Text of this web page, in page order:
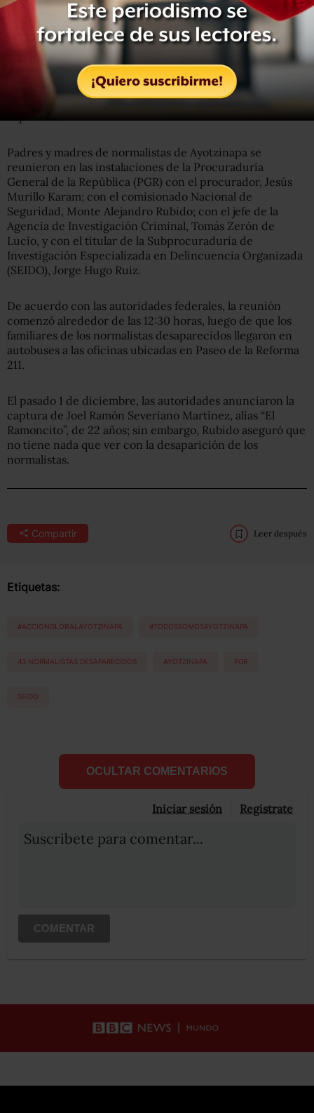
“
Nosotros creemos que la PGR no ha abierto otras
líneas de investigación . Se ha quedado solamente con la
línea de investigación del basurero de Cocula, no se
abren otras líneas más; hay otras líneas que permitirían
hacer una investigación distinta, pero la PGR ha quedado
sólo en esta línea, por eso le pedidos que explore otra”,
explicó Cruz.
Padres y madres de normalistas de Ayotzinapa se
reunieron en las instalaciones de la Procuraduría
General de la República (PGR) con el procurador, Jesús
Murillo Karam; con el comisionado Nacional de
Seguridad, Monte Alejandro Rubido; con el jefe de la
Agencia de Investigación Criminal, Tomás Zerón de
Lucio, y con el titular de la Subprocuraduría de
Investigación Especializada en Delincuencia Organizada
(SEIDO), Jorge Hugo Ruiz.
De acuerdo con las autoridades federales, la reunión
comenzó alrededor de las 12:30 horas, luego de que los
familiares de los normalistas desaparecidos llegaron en
autobuses a las oficinas ubicadas en Paseo de la Reforma
211.
El pasado 1 de diciembre, las autoridades anunciaron la
captura de Joel Ramón Severiano Martínez, alías “El
Ramoncito”, de 22 años; sin embargo, Rubido aseguró que
no tiene nada que ver con la desaparición de los
normalistas.
Compartir Leer después
Etiquetas:
#ACCIONGLOBALAYOTZINAPA #TODOSSOMOSAYOTZINAPA
43 NORMALISTAS DESAPARECIDOS AYOTZINAPA PGR
SEIDO
OCULTAR COMENTARIOS
Iniciar sesión Registrate
Suscribete para comentar...
COMENTAR